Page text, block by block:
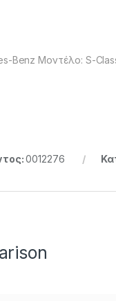
Benz Μοντέλο: S-
0012276